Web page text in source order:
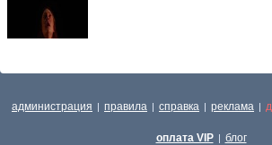
администрация | правила | справка | реклама |
оплата VIP | блог